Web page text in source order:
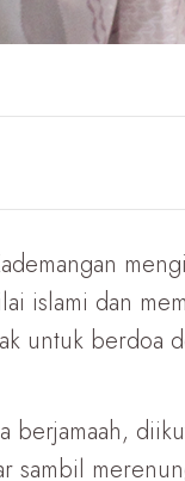
islami dan
untuk
berjamaah,
sambil